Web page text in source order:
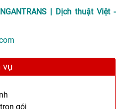
| Dịch thuật Việt -
vụ
gói